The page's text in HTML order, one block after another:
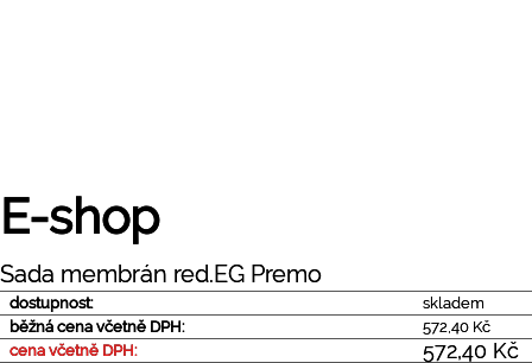
E-shop
Sada membrán red.EG Premo
dostupnost:
skladem
běžná cena včetně DPH:
572,40 Kč
cena včetně DPH:
572,40 Kč